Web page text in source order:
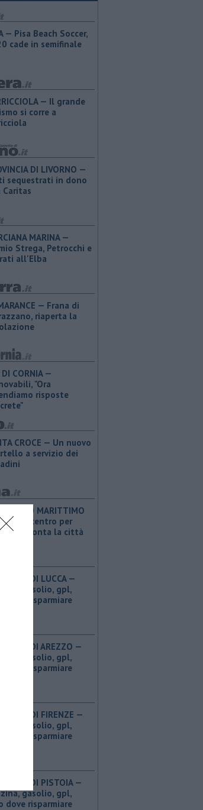
— Pisa Beach Soccer,
cade in semifinale
— Il grande
si corre a
DI LIVORNO —
sequestrati in dono
Caritas
MARINA —
Strega, Petrocchi e
all'Elba
— Frana di
riaperta la
DI CORNIA —
"Ora
risposte
CROCE — Un nuovo
a servizio dei
MARITTIMO
il centro per
e racconta la città
DI LUCCA —
gasolio, gpl,
dove risparmiare
DI AREZZO —
gasolio, gpl,
dove risparmiare
DI FIRENZE —
gasolio, gpl,
dove risparmiare
DI PISTOIA —
gasolio, gpl,
dove risparmiare